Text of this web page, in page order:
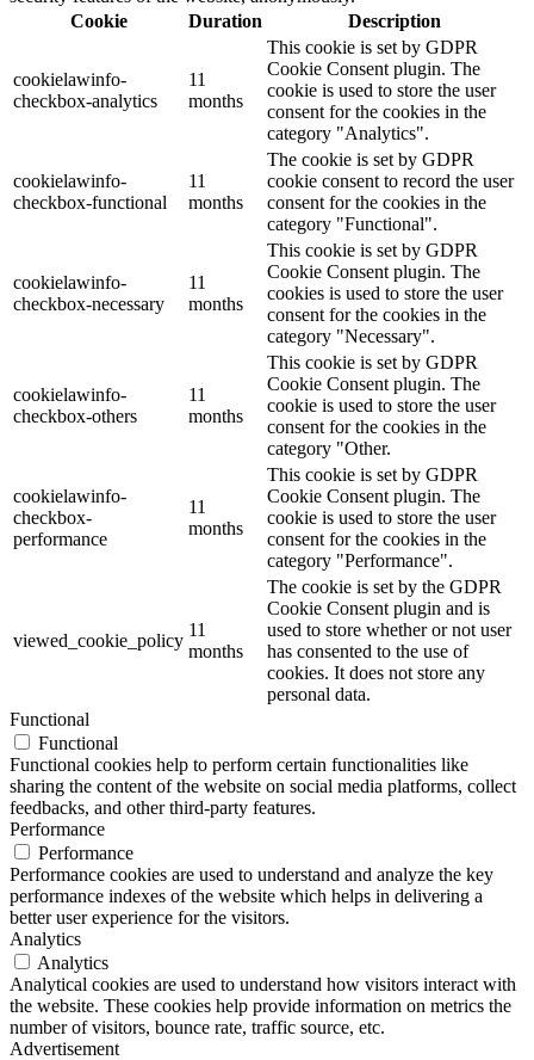
Cookie
Duration Description
cookielawinfo-
checkbox-analytics
11
months
This cookie is set by GDPR
Cookie Consent plugin. The
cookie is used to store the user
consent for the cookies in the
category "Analytics".
cookielawinfo-
checkbox-functional
11
months
The cookie is set by GDPR
cookie consent to record the user
consent for the cookies in the
category "Functional".
cookielawinfo-
checkbox-necessary
11
months
This cookie is set by GDPR
Cookie Consent plugin. The
cookies is used to store the user
consent for the cookies in the
category "Necessary".
cookielawinfo-
checkbox-others
11
months
This cookie is set by GDPR
Cookie Consent plugin. The
cookie is used to store the user
consent for the cookies in the
category "Other.
cookielawinfo-
checkbox-
performance
11
months
This cookie is set by GDPR
Cookie Consent plugin. The
cookie is used to store the user
consent for the cookies in the
category "Performance".
viewed_cookie_policy
11
months
The cookie is set by the GDPR
Cookie Consent plugin and is
used to store whether or not user
has consented to the use of
cookies. It does not store any
personal data.
Functional
Functional
Functional cookies help to perform certain functionalities like
sharing the content of the website on social media platforms, collect
feedbacks, and other third-party features.
Performance
Performance
Performance cookies are used to understand and analyze the key
performance indexes of the website which helps in delivering a
better user experience for the visitors.
Analytics
Analytics
Analytical cookies are used to understand how visitors interact with
the website. These cookies help provide information on metrics the
number of visitors, bounce rate, traffic source, etc.
Advertisement